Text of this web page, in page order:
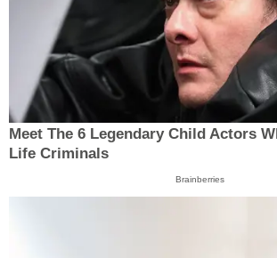
Meet The 6 Legendary Child Actors
Life Criminals
Brainberries